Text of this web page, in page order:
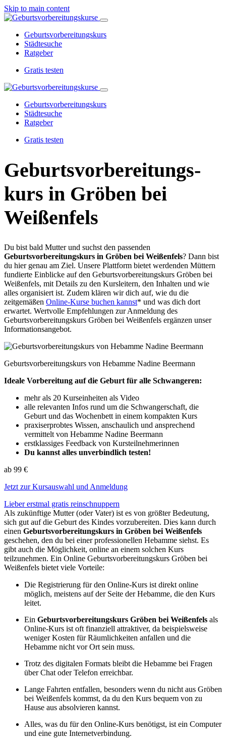
Skip to main content
Geburtsvorbereitungskurs
Städtesuche
Ratgeber
Gratis testen
Geburtsvorbereitungskurs
Städtesuche
Ratgeber
Gratis testen
Geburtsvorbereitungs­
kurs in Gröben bei
Weißenfels
Du bist bald Mutter und suchst den passenden
Geburtsvorbereitungskurs in Gröben bei Weißenfels? Dann bist
du hier genau am Ziel. Unsere Plattform bietet werdenden Müttern
fundierte Einblicke auf den Geburtsvorbereitungskurs Gröben bei
Weißenfels, mit Details zu den Kursleitern, den Inhalten und wie
alles organisiert ist. Zudem klären wir dich auf, wie du die
zeitgemäßen Online-Kurse buchen kannst* und was dich dort
erwartet. Wertvolle Empfehlungen zur Anmeldung des
Geburtsvorbereitungskurs Gröben bei Weißenfels ergänzen unser
Informationsangebot.
Geburtsvorbereitungskurs von Hebamme Nadine Beermann
Ideale Vorbereitung auf die Geburt für alle Schwangeren:
mehr als 20 Kurseinheiten als Video
alle relevanten Infos rund um die Schwangerschaft, die
Geburt und das Wochenbett in einem kompakten Kurs
praxiserprobtes Wissen, anschaulich und ansprechend
vermittelt von Hebamme Nadine Beermann
erstklassiges Feedback von Kursteilnehmerinnen
Du kannst alles unverbindlich testen!
ab 99 €
Jetzt zur Kursauswahl und Anmeldung
Lieber erstmal gratis reinschnuppern
Als zukünftige Mutter (oder Vater) ist es von größter Bedeutung,
sich gut auf die Geburt des Kindes vorzubereiten. Dies kann durch
einen Geburtsvorbereitungskurs in Gröben bei Weißenfels
geschehen, den du bei einer professionellen Hebamme siehst. Es
gibt auch die Möglichkeit, online an einem solchen Kurs
teilzunehmen. Ein Online Geburtsvorbereitungskurs Gröben bei
Weißenfels bietet viele Vorteile:
Die Registrierung für den Online-Kurs ist direkt online
möglich, meistens auf der Seite der Hebamme, die den Kurs
leitet.
Ein Geburtsvorbereitungskurs Gröben bei Weißenfels als
Online-Kurs ist oft finanziell attraktiver, da beispielsweise
weniger Kosten für Räumlichkeiten anfallen und die
Hebamme nicht vor Ort sein muss.
Trotz des digitalen Formats bleibt die Hebamme bei Fragen
über Chat oder Telefon erreichbar.
Lange Fahrten entfallen, besonders wenn du nicht aus Gröben
bei Weißenfels kommst, da du den Kurs bequem von zu
Hause aus absolvieren kannst.
Alles, was du für den Online-Kurs benötigst, ist ein Computer
und eine gute Internetverbindung.